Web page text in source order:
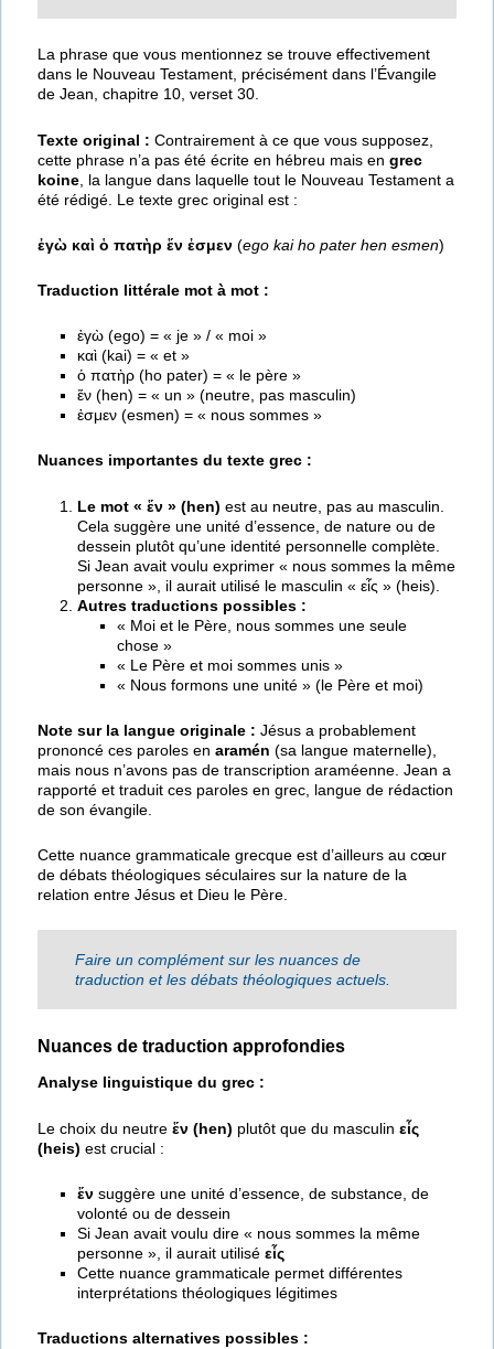
La phrase que vous mentionnez se trouve effectivement
dans le Nouveau Testament, précisément dans l’Évangile
de Jean, chapitre 10, verset 30.
Texte original : Contrairement à ce que vous supposez,
cette phrase n’a pas été écrite en hébreu mais engrec
koine , la langue dans laquelle tout le Nouveau Testament a
été rédigé. Le texte grec original est :
ἐγὼ καὶ ὁ πατὴρ ἕν ἐσμεν (ego kai ho pater hen esmen)
Traduction littérale mot à mot :
ἐγὼ (ego) = « je » / « moi »
καὶ (kai) = « et »
ὁ πατὴρ (ho pater) = « le père »
ἕν (hen) = « un » (neutre, pas masculin)
ἐσμεν (esmen) = « nous sommes »
Nuances importantes du texte grec :
Le mot « ἕν » (hen) est au neutre, pas au masculin.
Cela suggère une unité d’essence, de nature ou de
dessein plutôt qu’une identité personnelle complète.
Si Jean avait voulu exprimer « nous sommes la même
personne », il aurait utilisé le masculin « εἷς » (heis).
Autres traductions possibles :
« Moi et le Père, nous sommes une seule
chose »
« Le Père et moi sommes unis »
« Nous formons une unité » (le Père et moi)
Note sur la langue originale : Jésus a probablement
prononcé ces paroles enaramén (sa langue maternelle),
mais nous n’avons pas de transcription araméenne. Jean a
rapporté et traduit ces paroles en grec, langue de rédaction
de son évangile.
Cette nuance grammaticale grecque est d’ailleurs au cœur
de débats théologiques séculaires sur la nature de la
relation entre Jésus et Dieu le Père.
Faire un complément sur les nuances de
traduction et les débats théologiques actuels.
Nuances de traduction approfondies
Analyse linguistique du grec :
Le choix du neutreἕν (hen) plutôt que du masculinεἷς
(heis) est crucial :
ἕνsuggère une unité d’essence, de substance, de
volonté ou de dessein
Si Jean avait voulu dire « nous sommes la même
personne », il aurait utilisé εἷς
Cette nuance grammaticale permet différentes
interprétations théologiques légitimes
Traductions alternatives possibles :